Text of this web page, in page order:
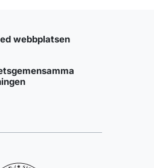
webbplatsen